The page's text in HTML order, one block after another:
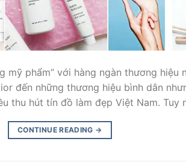
mỹ phẩm” với hàng ngàn thương hiệu
đến những thương hiệu bình dân
thu hút tín đồ làm đẹp Việt Nam. Tuy
CONTINUE READING →